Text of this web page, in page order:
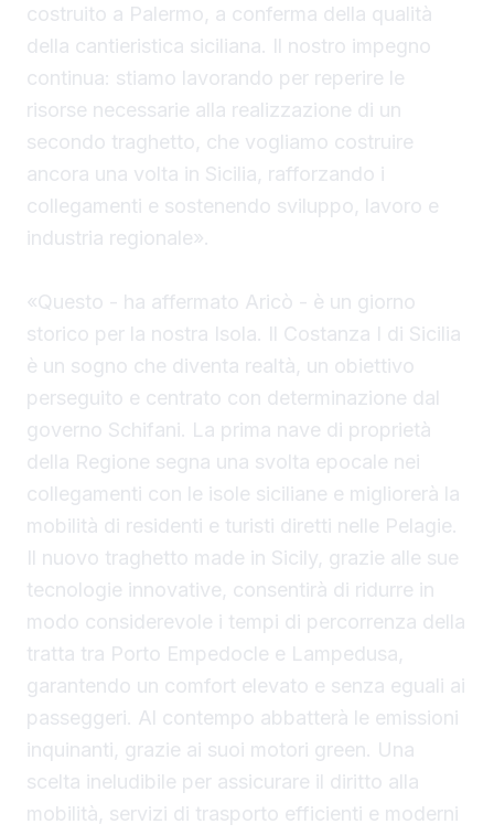
costruito a Palermo, a conferma della qualità
della cantieristica siciliana. Il nostro impegno
continua: stiamo lavorando per reperire le
risorse necessarie alla realizzazione di un
secondo traghetto, che vogliamo costruire
ancora una volta in Sicilia, rafforzando i
collegamenti e sostenendo sviluppo, lavoro e
industria regionale».
«Questo - ha affermato Aricò - è un giorno
storico per la nostra Isola. Il Costanza I di Sicilia
è un sogno che diventa realtà, un obiettivo
perseguito e centrato con determinazione dal
governo Schifani. La prima nave di proprietà
della Regione segna una svolta epocale nei
collegamenti con le isole siciliane e migliorerà la
mobilità di residenti e turisti diretti nelle Pelagie.
Il nuovo traghetto made in Sicily, grazie alle sue
tecnologie innovative, consentirà di ridurre in
modo considerevole i tempi di percorrenza della
tratta tra Porto Empedocle e Lampedusa,
garantendo un comfort elevato e senza eguali ai
passeggeri. Al contempo abbatterà le emissioni
inquinanti, grazie ai suoi motori green. Una
scelta ineludibile per assicurare il diritto alla
mobilità, servizi di trasporto efficienti e moderni